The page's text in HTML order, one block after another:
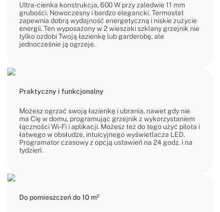
Ultra-cienka konstrukcja, 600 W przy zaledwie 11 mm
grubości. Nowoczesny i bardzo elegancki. Termostat
zapewnia dobrą wydajność energetyczną i niskie zużycie
energii. Ten wyposażony w 2 wieszaki szklany grzejnik nie
tylko ozdobi Twoją łazienkę lub garderobę, ale
jednocześnie ją ogrzeje.
Praktyczny i funkcjonalny
Możesz ogrzać swoją łazienkę i ubrania, nawet gdy nie
ma Cię w domu, programując grzejnik z wykorzystaniem
łączności Wi-Fi i aplikacji. Możesz też do tego użyć pilota i
łatwego w obsłudze, intuicyjnego wyświetlacza LED.
Programator czasowy z opcją ustawień na 24 godz. i na
tydzień.
Do pomieszczeń do 10 m²